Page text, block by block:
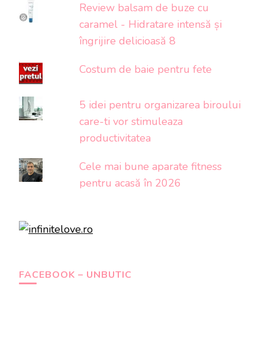
Review balsam de buze cu
caramel - Hidratare intensă și
îngrijire delicioasă 8
Costum de baie pentru fete
5 idei pentru organizarea biroului
care-ti vor stimuleaza
productivitatea
Cele mai bune aparate fitness
pentru acasă în 2026
FACEBOOK – UNBUTIC